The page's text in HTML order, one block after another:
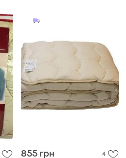
855 грн 4